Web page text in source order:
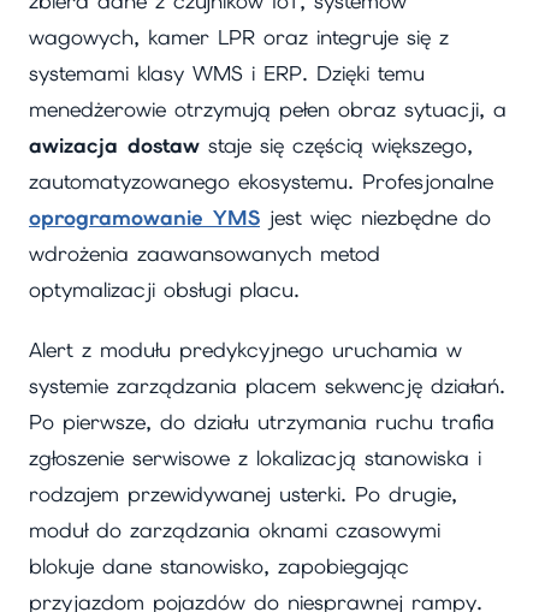
wagowych, kamer LPR oraz integruje się z
systemami klasy WMS i ERP. Dzięki temu
menedżerowie otrzymują pełen obraz sytuacji, a
awizacja dostaw staje się częścią większego,
zautomatyzowanego ekosystemu. Profesjonalne
oprogramowanie YMS jest więc niezbędne do
wdrożenia zaawansowanych metod
optymalizacji obsługi placu.
Alert z modułu predykcyjnego uruchamia w
systemie zarządzania placem sekwencję działań.
Po pierwsze, do działu utrzymania ruchu trafia
zgłoszenie serwisowe z lokalizacją stanowiska i
rodzajem przewidywanej usterki. Po drugie,
moduł do zarządzania oknami czasowymi
blokuje dane stanowisko, zapobiegając
przyjazdom pojazdów do niesprawnej rampy.